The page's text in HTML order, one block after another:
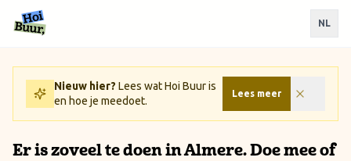
Ga naar inhoud / Skip to content
NL
Nieuw hier? Lees wat Hoi Buur is
en hoe je meedoet.
Lees meer
Er is zoveel te doen in Almere. Doe mee of